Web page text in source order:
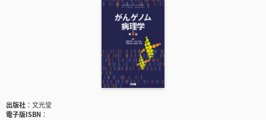
出版社
文光堂
電子版ISBN